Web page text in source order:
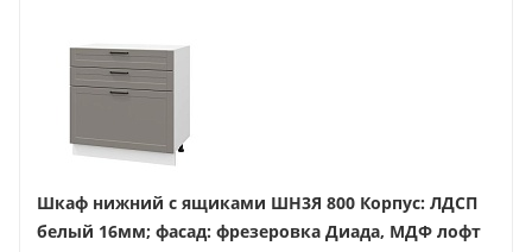
Шкаф нижний с ящиками ШН3Я 800 Корпус: ЛДСП
белый 16мм; фасад: фрезеровка Диада, МДФ лофт